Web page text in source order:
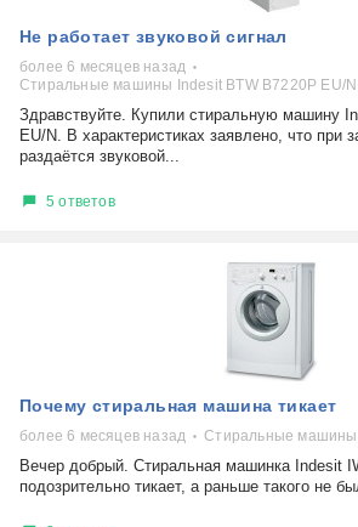
Не работает звуковой сигнал
более 6 месяцев назад
Стиральные машины Indesit BTW B7220P EU/N
Здравствуйте. Купили стиральную машину
EU/N. В характеристиках заявлено, что при
раздаётся звуковой...
5 ответов
Почему стиральная машина тикает
более 6 месяцев назад Стиральные машины
Вечер добрый. Стиральная машинка Indesit
подозрительно тикает, а раньше такого не